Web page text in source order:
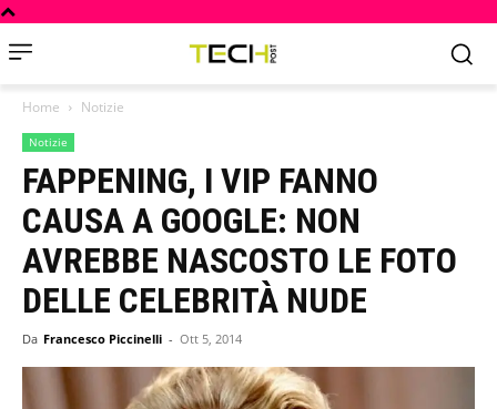
Home Notizie
Notizie
FAPPENING, I VIP FANNO
CAUSA A GOOGLE: NON
AVREBBE NASCOSTO LE FOTO
DELLE CELEBRITÀ NUDE
Da Francesco Piccinelli - Ott 5, 2014